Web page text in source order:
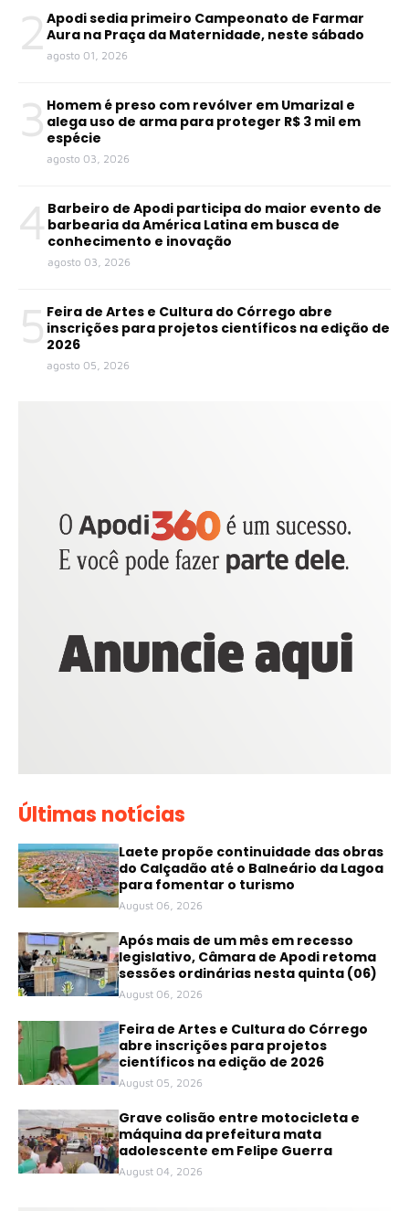
2 Apodi sedia primeiro Campeonato de Farmar
Aura na Praça da Maternidade, neste sábado
agosto 01, 2026
3 Homem é preso com revólver em Umarizal e
alega uso de arma para proteger R$ 3 mil em
espécie
agosto 03, 2026
4 Barbeiro de Apodi participa do maior evento de
barbearia da América Latina em busca de
conhecimento e inovação
agosto 03, 2026
5 Feira de Artes e Cultura do Córrego abre
inscrições para projetos científicos na edição de
2026
agosto 05, 2026
Últimas notícias
Laete propõe continuidade das obras
do Calçadão até o Balneário da Lagoa
para fomentar o turismo
August 06, 2026
Após mais de um mês em recesso
legislativo, Câmara de Apodi retoma
sessões ordinárias nesta quinta (06)
August 06, 2026
Feira de Artes e Cultura do Córrego
abre inscrições para projetos
científicos na edição de 2026
August 05, 2026
Grave colisão entre motocicleta e
máquina da prefeitura mata
adolescente em Felipe Guerra
August 04, 2026